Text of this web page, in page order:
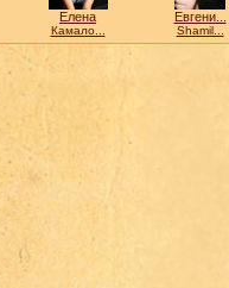
Елена
Камало...
Евгени...
Shamil...